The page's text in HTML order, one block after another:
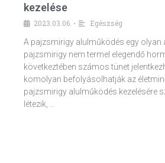
kezelése
2023.03.06. •
Egészség
A pajzsmirigy alulműködés egy olyan
pajzsmirigy nem termel elegendő
következtében számos tünet
komolyan befolyásolhatják az
pajzsmirigy alulműködés kezelésére
létezik, …